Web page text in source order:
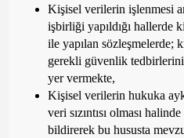
Kişisel verilerin işlenmesi
işbirliği yapıldığı hallerde
ile yapılan sözleşmelerde;
gerekli güvenlik
yer vermekte,
Kişisel verilerin hukuka
veri sızıntısı olması
bildirerek bu hususta